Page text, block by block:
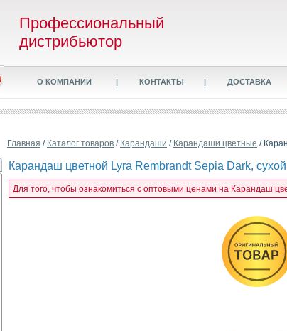
Профессиональный
дистрибьютор
О КОМПАНИИ | КОНТАКТЫ | ДОСТАВКА
Главная / Каталог товаров / Карандаши / Карандаши цветные /
Карандаш цветной Lyra Rembrandt Sepia Dark, сухой
Для того, чтобы ознакомиться с оптовыми ценами на Карандаш